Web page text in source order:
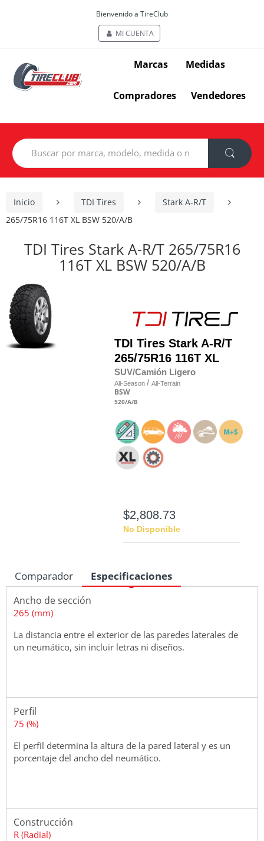
Bienvenido a TireClub
MI CUENTA
Marcas Medidas
Compradores Vendedores
Search
for:
Inicio TDI Tires
Stark A-R/T
265/75R16 116T XL BSW 520/A/B
TDI Tires Stark A-R/T 265/75R16
116T XL BSW 520/A/B
TDI Tires Stark A-R/T
265/75R16 116T XL
SUV/Camión Ligero
All-Season / All-Terrain
BSW
520/A/B
$2,808.73
No Disponible
Medidas
Comparador Especificaciones
Ancho de sección
265 (mm)
La distancia entre el exterior de las paredes laterales de
un neumático, sin incluir letras ni diseños.
Perfil
75 (%)
El perfil determina la altura de la pared lateral y es un
porcentaje del ancho del neumático.
Construcción
R (Radial)